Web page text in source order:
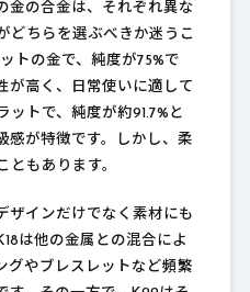
金の合金は、それぞれ異な
どちらを選ぶべきか迷うこ
トの金で、純度が75%で
が高く、日常使いに適して
ットで、純度が約91.7%と
感が特徴です。しかし、柔
ともあります。
ザインだけでなく素材にも
は他の金属との混合によ
グやブレスレットなど頻繁